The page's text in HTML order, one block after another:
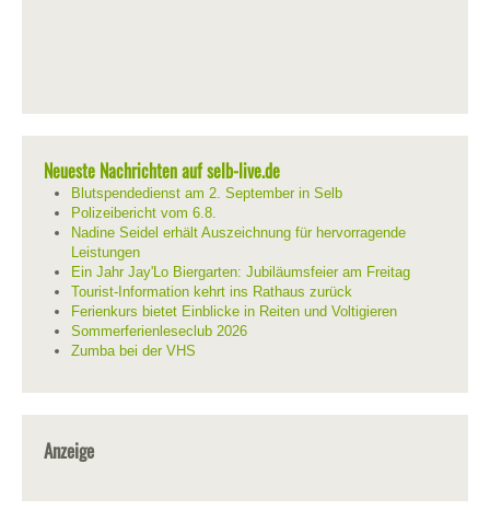
Neueste Nachrichten auf selb-live.de
Blutspendedienst am 2. September in Selb
Polizeibericht vom 6.8.
Nadine Seidel erhält Auszeichnung für hervorragende
Leistungen
Ein Jahr Jay'Lo Biergarten: Jubiläumsfeier am Freitag
Tourist-Information kehrt ins Rathaus zurück
Ferienkurs bietet Einblicke in Reiten und Voltigieren
Sommerferienleseclub 2026
Zumba bei der VHS
Anzeige